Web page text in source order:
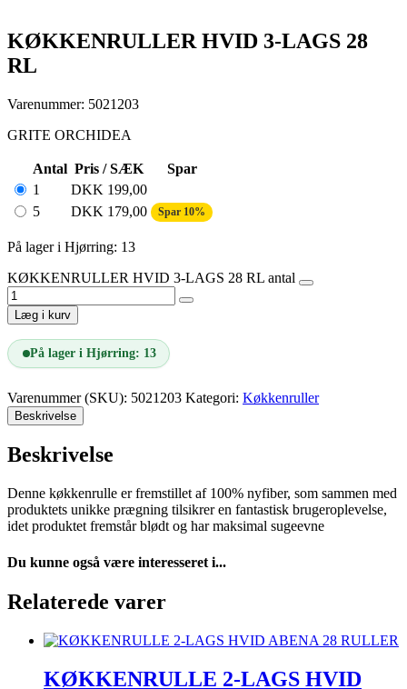
KØKKENRULLER HVID 3-LAGS 28
RL
Varenummer: 5021203
GRITE ORCHIDEA
Antal Pris / SÆK
Spar
1
DKK 199,00
5
DKK 179,00 Spar 10%
På lager i Hjørring: 13
KØKKENRULLER HVID 3-LAGS 28 RL antal
Læg i kurv
På lager i Hjørring: 13
Varenummer (SKU): 5021203 Kategori: Køkkenruller
Beskrivelse
Beskrivelse
Denne køkkenrulle er fremstillet af 100% nyfiber, som sammen med
produktets unikke prægning tilsikrer en fantastisk brugeroplevelse,
idet produktet fremstår blødt og har maksimal sugeevne
Du kunne også være interesseret i...
Relaterede varer
KØKKENRULLE 2-LAGS HVID